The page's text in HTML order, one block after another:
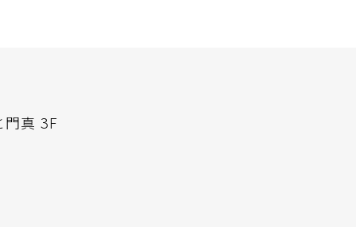
門真 3F